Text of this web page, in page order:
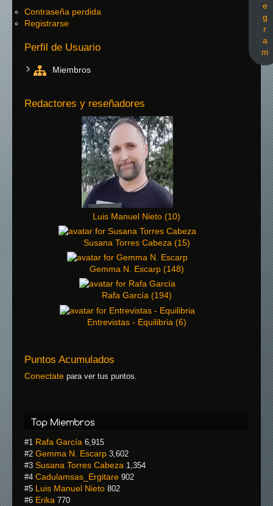
Contraseña perdida
Registrarse
Perfil de Usuario
Miembros
e
g
r
a
m
Redactores y reseñadores
Luis Manuel Nieto (10)
Susana Torres Cabeza (15)
Gemma N. Escarp (148)
Rafa García (194)
Entrevistas - Equilibria (6)
Puntos Acumulados
Conectate para ver tus puntos.
#1 Rafa García 6,915
#2 Gemma N. Escarp 3,602
#3 Susana Torres Cabeza 1,354
#4 Cadulamsas_Ergitare 902
#5 Luis Manuel Nieto 802
#6 Erika 770